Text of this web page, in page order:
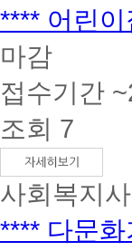
**** 어린이
마감
접수기간
조회 7
사회복지사
**** 다문